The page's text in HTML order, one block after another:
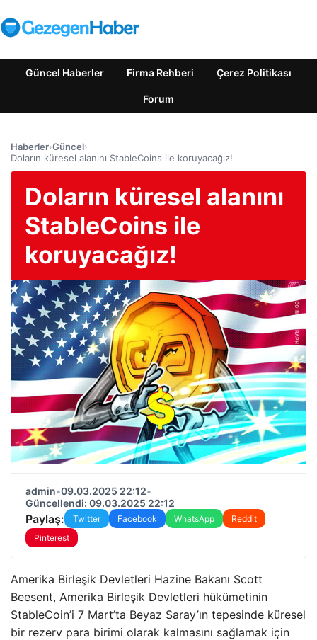
Güncel Haberler Firma Rehberi Çerez Politikası
Forum
Haberler›Güncel›
Doların küresel alanını StableCoins ile koruyacağız!
Doların küresel alanını
StableCoins ile
koruyacağız!
admin•09.03.2025 22:12•
Güncellendi: 09.03.2025 22:12
Paylaş: Twitter Facebook WhatsApp
Reddit
Pinterest
Amerika Birleşik Devletleri Hazine Bakanı Scott
Beesent, Amerika Birleşik Devletleri hükümetinin
StableCoin’i 7 Mart’ta Beyaz Saray’ın tepesinde küresel
bir rezerv para birimi olarak kalmasını sağlamak için